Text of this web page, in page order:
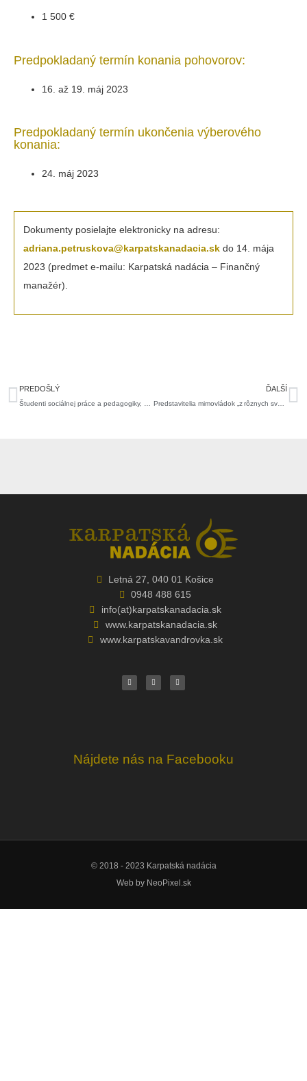
1 500 €
Predpokladaný termín konania pohovorov:
16. až 19. máj 2023
Predpokladaný termín ukončenia výberového
konania:
24. máj 2023
Dokumenty posielajte elektronicky na adresu:
adriana.petruskova@karpatskanadacia.sk do 14. mája
2023 (predmet e-mailu: Karpatská nadácia – Finančný
manažér).
Prev
PREDOŠLÝ ĎALŠÍ
Predstavitelia mimovládok „z rôznych svetov“ sa školili, ako posilniť odolnosť svojich organizácií
Letná 27, 040 01 Košice
0948 488 615
info(at)karpatskanadacia.sk
www.karpatskanadacia.sk
www.karpatskavandrovka.sk
c
e
b
u
t
u
v
e
l
Nájdete nás na Facebooku
© 2018 - 2023 Karpatská nadácia
Web by NeoPixel.sk